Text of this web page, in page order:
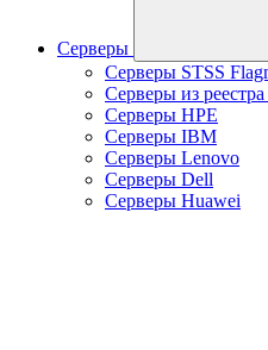
Серверы
Серверы STSS
Серверы из
Серверы HPE
Серверы IBM
Серверы Lenovo
Серверы Dell
Серверы Huawei